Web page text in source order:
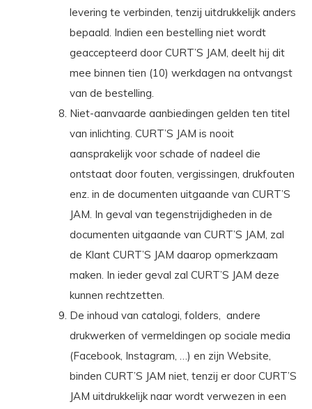
levering te verbinden, tenzij uitdrukkelijk anders
bepaald. Indien een bestelling niet wordt
geaccepteerd door CURT’S JAM, deelt hij dit
mee binnen tien (10) werkdagen na ontvangst
van de bestelling.
Niet-aanvaarde aanbiedingen gelden ten titel
van inlichting. CURT’S JAM is nooit
aansprakelijk voor schade of nadeel die
ontstaat door fouten, vergissingen, drukfouten
enz. in de documenten uitgaande van CURT’S
JAM. In geval van tegenstrijdigheden in de
documenten uitgaande van CURT’S JAM, zal
de Klant CURT’S JAM daarop opmerkzaam
maken. In ieder geval zal CURT’S JAM deze
kunnen rechtzetten.
De inhoud van catalogi, folders, andere
drukwerken of vermeldingen op sociale media
(Facebook, Instagram, …) en zijn Website,
binden CURT’S JAM niet, tenzij er door CURT’S
JAM uitdrukkelijk naar wordt verwezen in een